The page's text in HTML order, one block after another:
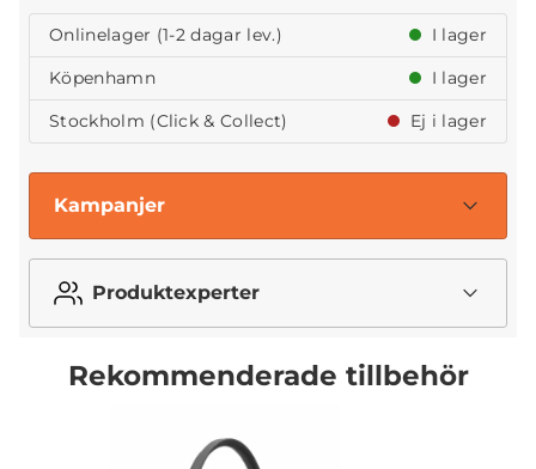
Onlinelager (1-2 dagar lev.)
I lager
Köpenhamn
I lager
Stockholm (Click & Collect)
Ej i lager
Kampanjer
Produktexperter
Rekommenderade tillbehör